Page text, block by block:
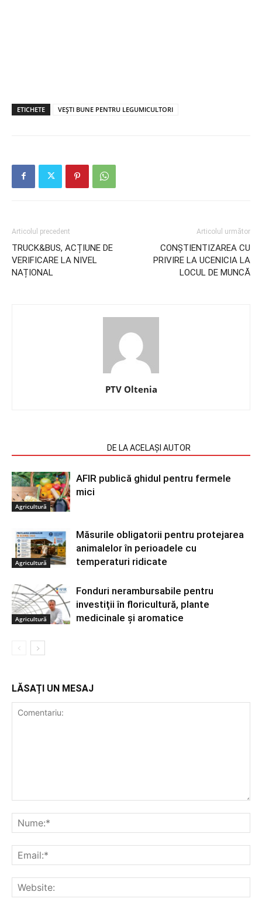
ETICHETE VEȘTI BUNE PENTRU LEGUMICULTORI
Articolul precedent
TRUCK&BUS, ACȚIUNE DE
VERIFICARE LA NIVEL
NAȚIONAL
Articolul următor
CONȘTIENTIZAREA CU
PRIVIRE LA UCENICIA LA
LOCUL DE MUNCĂ
PTV Oltenia
DE LA ACELAȘI AUTOR
Agricultură
AFIR publică ghidul pentru fermele
mici
Agricultură
Măsurile obligatorii pentru protejarea
animalelor în perioadele cu
temperaturi ridicate
Agricultură
Fonduri nerambursabile pentru
investiții în floricultură, plante
medicinale și aromatice
LĂSAȚI UN MESAJ